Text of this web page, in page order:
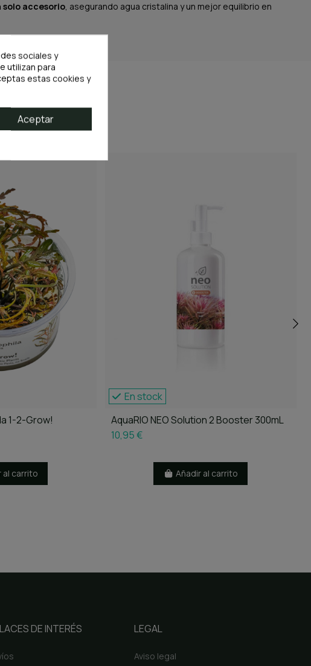
accesorio, asegurando agua cristalina y un mejor equilibrio en
1-2-Grow!
al carrito
En stock
AquaRIO NEO Solution 2 Booster 300mL
10,95 €
Añadir al carrito
DE INTERÉS LEGAL
Aviso legal
sociales y
utilizan para
estas cookies y
Aceptar